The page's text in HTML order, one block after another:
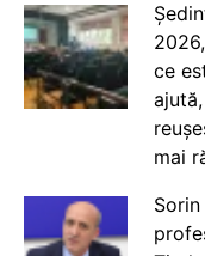
ce
mai